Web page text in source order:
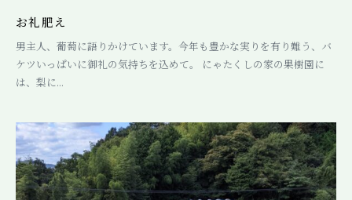
お礼肥え
男主人、葡萄に語りかけています。今年も豊かな実りを有り難う、バ
ケツいっぱいに御礼の気持ちを込めて。 にゃたくしの家の果樹園に
は、梨に...